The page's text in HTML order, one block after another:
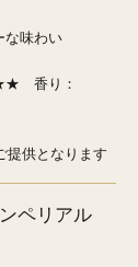
な味わい
香り：
供となります
ペリアル